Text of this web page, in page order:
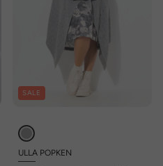
SALE
ULLA POPKEN